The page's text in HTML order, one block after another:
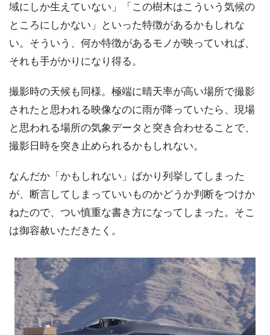
域にしか生えていない」「この樹木はこういう気候の
ところにしかない」といった特徴があるかもしれな
い。そういう、何か特徴があるモノが映っていれば、
それも手がかりになり得る。
撮影時の天候も同様。極端に晴天率が高い場所で撮影
されたと思われる映像なのに雨が降っていたら、現場
と思われる場所の気象データと突き合わせることで、
撮影日時を突き止められるかもしれない。
なんだか「かもしれない」ばかり列挙してしまった
が、断言してしまっていいものかどうか判断をつけか
ねたので、つい慎重な書き方になってしまった。そこ
は御容赦いただきたく。